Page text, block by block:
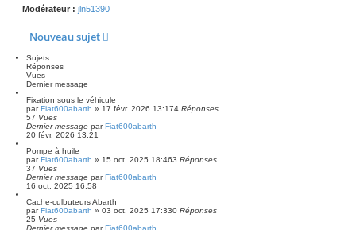
Modérateur : jln51390
Nouveau sujet
Sujets
Réponses
Vues
Dernier message
Fixation sous le véhicule
parFiat600abarth » 17 févr. 2026 13:174 Réponses
57 Vues
Dernier message parFiat600abarth
20 févr. 2026 13:21
Pompe à huile
parFiat600abarth » 15 oct. 2025 18:463 Réponses
37 Vues
Dernier message parFiat600abarth
16 oct. 2025 16:58
Cache-culbuteurs Abarth
parFiat600abarth » 03 oct. 2025 17:330 Réponses
25 Vues
Dernier message parFiat600abarth